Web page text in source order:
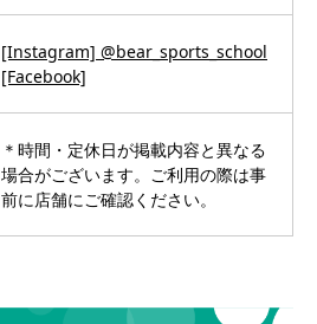
[Instagram] @bear_sports_school
[Facebook]
＊時間・定休日が掲載内容と異なる
場合がございます。ご利用の際は事
前に店舗にご確認ください。